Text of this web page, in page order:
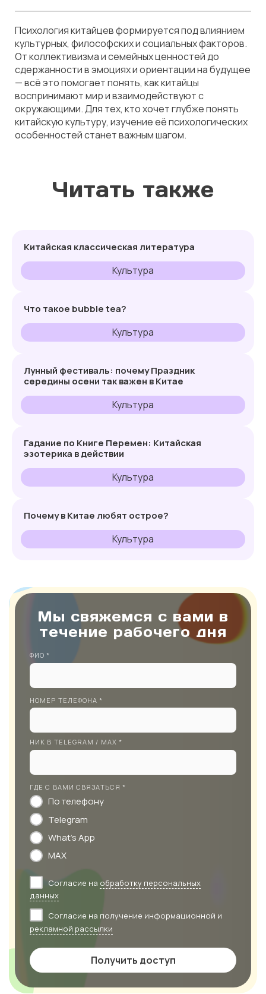
Психология китайцев формируется под влиянием
культурных, философских и социальных факторов.
От коллективизма и семейных ценностей до
сдержанности в эмоциях и ориентации на будущее
— всё это помогает понять, как китайцы
воспринимают мир и взаимодействуют с
окружающими. Для тех, кто хочет глубже понять
китайскую культуру, изучение её психологических
особенностей станет важным шагом.
Читать также
Китайская классическая литература
Культура
Что такое bubble tea?
Культура
Лунный фестиваль: почему Праздник
середины осени так важен в Китае
Культура
Гадание по Книге Перемен: Китайская
эзотерика в действии
Культура
Почему в Китае любят острое?
Культура
Мы свяжемся с вами в
течение рабочего дня
ФИО *
НОМЕР ТЕЛЕФОНА *
НИК В TELEGRAM / MAX *
ГДЕ С ВАМИ СВЯЗАТЬСЯ *
По телефону
Telegram
What's App
MAX
Согласие на обработку персональных
данных
Согласие на получение информационной и
рекламной рассылки
Получить доступ